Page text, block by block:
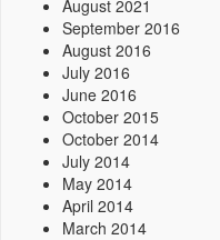
August 2021
September 2016
August 2016
July 2016
June 2016
October 2015
October 2014
July 2014
May 2014
April 2014
March 2014